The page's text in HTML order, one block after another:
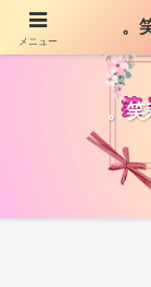
。
メニュー
。